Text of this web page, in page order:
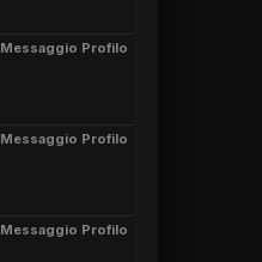
Messaggio Profilo
Messaggio Profilo
Messaggio Profilo